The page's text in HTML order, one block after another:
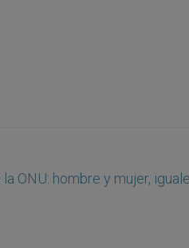
ONU: hombre y mujer,